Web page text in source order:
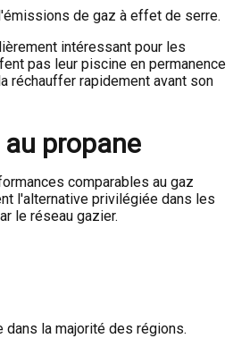
de gaz à effet de serre.
intéressant pour les
pas leur piscine en permanence
réchauffer rapidement avant son
propane
comparables au gaz
l'alternative privilégiée dans les
le réseau gazier.
la majorité des régions.